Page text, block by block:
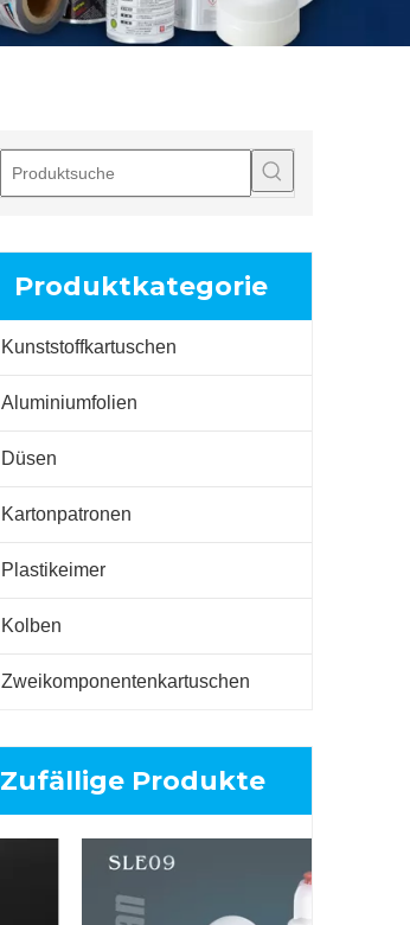
Produktkategorie
Kunststoffkartuschen
Aluminiumfolien
Düsen
Kartonpatronen
Plastikeimer
Kolben
Zweikomponentenkartuschen
Zufällige Produkte